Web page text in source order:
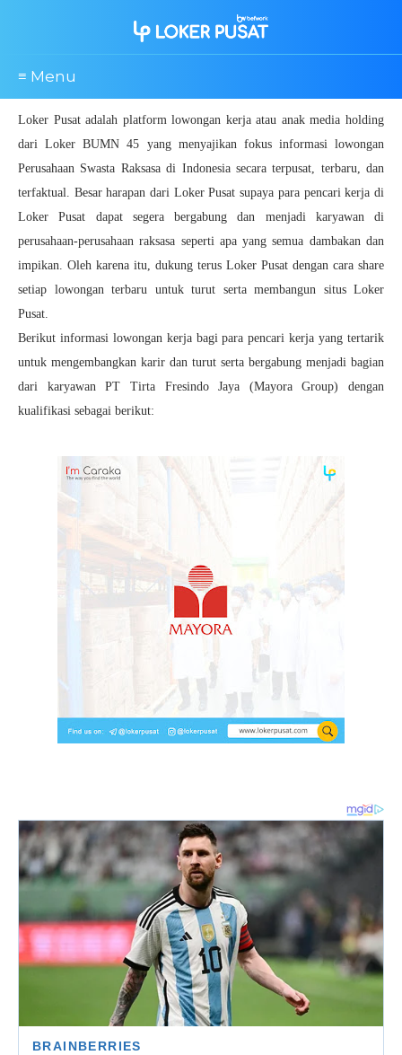
≡ Menu
Loker Pusat adalah platform lowongan kerja atau anak media holding
dari Loker BUMN 45 yang menyajikan fokus informasi lowongan
Perusahaan Swasta Raksasa di Indonesia secara terpusat, terbaru, dan
terfaktual. Besar harapan dari Loker Pusat supaya para pencari kerja di
Loker Pusat dapat segera bergabung dan menjadi karyawan di
perusahaan-perusahaan raksasa seperti apa yang semua dambakan dan
impikan. Oleh karena itu, dukung terus Loker Pusat dengan cara share
setiap lowongan terbaru untuk turut serta membangun situs Loker
Pusat.
Berikut informasi lowongan kerja bagi para pencari kerja yang tertarik
untuk mengembangkan karir dan turut serta bergabung menjadi bagian
dari karyawan PT Tirta Fresindo Jaya (Mayora Group) dengan
kualifikasi sebagai berikut: